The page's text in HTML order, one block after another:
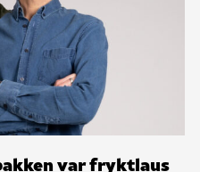
var fryktlaus